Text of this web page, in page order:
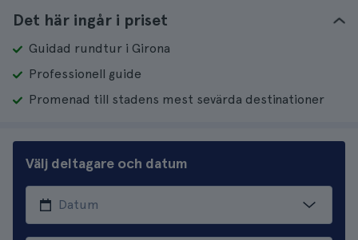
Det här ingår i priset
Guidad rundtur i Girona
Professionell guide
Promenad till stadens mest sevärda destinationer
Välj deltagare och datum